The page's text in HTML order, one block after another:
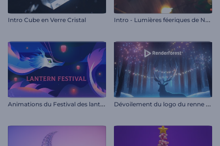
Intro Cube en Verre Cristal I
ntro - Lumières féeriques de Noël
A
nimations du Festival des lanternes D
évoilement du logo du renne de Noël